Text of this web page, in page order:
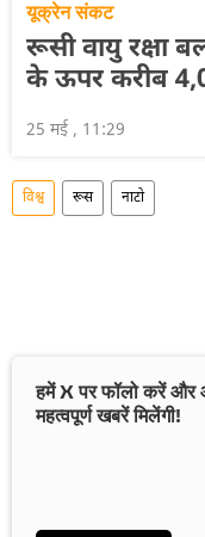
यूक्रेन संकट
रूसी वायु रक्षा
के ऊपर करीब
25 मई , 11:29
विश्व रूस नाटो
हमें X पर फॉलो करें और
महत्वपूर्ण खबरें मिलेंगी!